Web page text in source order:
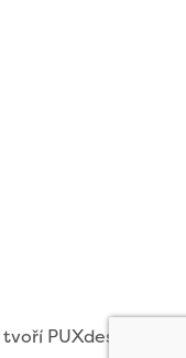
tvoří PUXdesign